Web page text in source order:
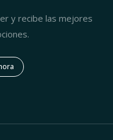
y recibe las mejores